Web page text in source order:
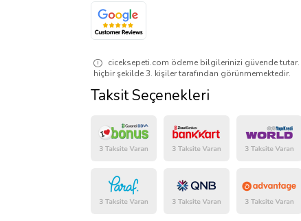
ciceksepeti.com ödeme bilgilerinizi güvende
hiçbir şekilde 3. kişiler tarafından görünmemektedir.
Taksit Seçenekleri